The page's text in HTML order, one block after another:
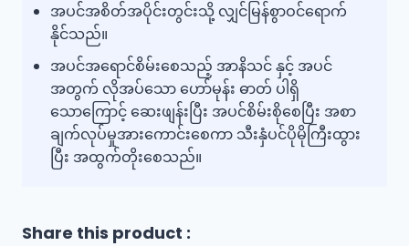
အပင်အစိတ်အပိုင်းတွင်းသို့ လျှင်မြန်စွာဝင်ရောက်
နိုင်သည်။
အပင်အရောင်စိမ်းစေသည့် အာနိသင် နှင့် အပင်
အတွက် လိုအပ်သော ဟော်မုန်း ဓာတ် ပါရှိ
သောကြောင့် ဆေးဖျန်းပြီး အပင်စိမ်းစိုစေပြီး အစာ
ချက်လုပ်မှုအားကောင်းစေကာ သီးနှံပင်ပိုမိုကြီးထွား
ပြီး အထွက်တိုးစေသည်။
Share this product :